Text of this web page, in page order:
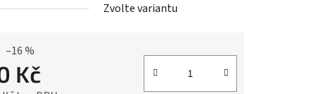
Zvolte variantu
–16 %
Kč